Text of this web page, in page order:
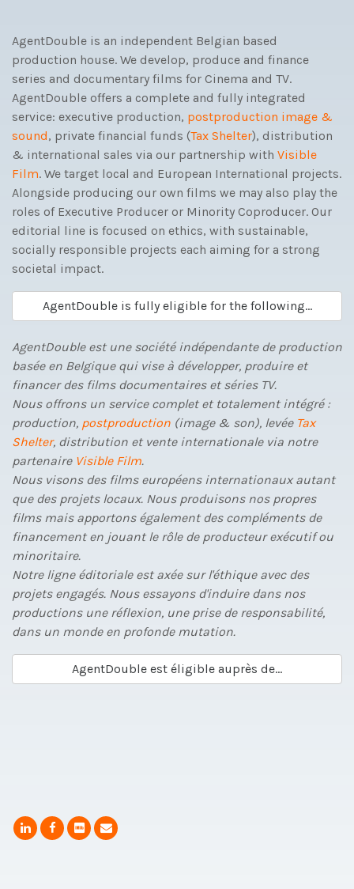
AgentDouble is an independent Belgian based
production house. We develop, produce and finance
series and documentary films for Cinema and TV.
AgentDouble offers a complete and fully integrated
service: executive production, postproduction image &
sound, private financial funds (Tax Shelter), distribution
& international sales via our partnership with Visible
Film. We target local and European International projects.
Alongside producing our own films we may also play the
roles of Executive Producer or Minority Coproducer. Our
editorial line is focused on ethics, with sustainable,
socially responsible projects each aiming for a strong
societal impact.
AgentDouble is fully eligible for the following…
AgentDouble est une société indépendante de production
basée en Belgique qui vise à développer, produire et
financer des films documentaires et séries TV.
Nous offrons un service complet et totalement intégré :
production, postproduction (image & son), levée Tax
Shelter, distribution et vente internationale via notre
partenaire Visible Film.
Nous visons des films européens internationaux autant
que des projets locaux. Nous produisons nos propres
films mais apportons également des compléments de
financement en jouant le rôle de producteur exécutif ou
minoritaire.
Notre ligne éditoriale est axée sur l'éthique avec des
projets engagés. Nous essayons d'induire dans nos
productions une réflexion, une prise de responsabilité,
dans un monde en profonde mutation.
AgentDouble est éligible auprès de...